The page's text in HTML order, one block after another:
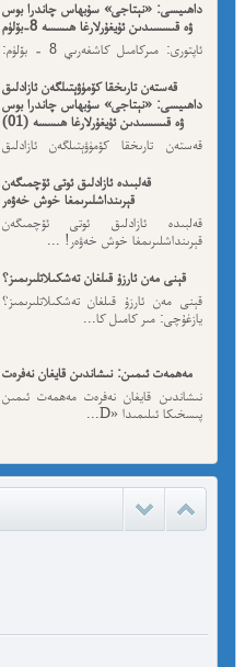
داھىيسى: «نېتاجى» سۇبھاس چاندرا بوس
ۋە قىسسىدىن ئۇيغۇرلارغا ھىسسە 8-بۆلۈم
ئاپتورى: مىركامىل كاشغەرىي 8 - بۆلۈم:
قەستەن تارىخقا كۆمۈۋېتىلگەن ئازادلىق
داھىيسى: «نېتاجى» سۇبھاس چاندرا بوس
ۋە قىسسىدىن ئۇيغۇرلارغا ھىسسە (01)
قەستەن تارىخقا كۆمۈۋېتىلگەن ئازادلىق
قەلبىدە ئازادلىق ئوتى ئۆچمىگەن
قېرىنداشلىرىمغا خوش خەۋەر
قەلبىدە ئازادلىق ئوتى ئۆچمىگەن
قېرىنداشلىرىمغا خوش خەۋەر! ...
قېنى مەن ئارزۇ قىلغان تەشكىلاتلىرىمىز؟
قېنى مەن ئارزۇ قىلغان تەشكىلاتلىرىمىز؟
يازغۇچى: مىر كامىل كا...
مەھمەت ئىمىن: نىشاندىن قايغان نەفرەت
نىشاندىن قايغان نەفرەت مەھمەت ئىمىن
پىسخىكا ئىلىمىدا «D...
مەمەت ئىمىن : ئادالەتسىزلىك ئازابى
كىشىلەرنى ئادالەتلىك قىلامدۇ؟
ئادالەتسىزلىك ئازابى كىشىلەرنى ئادالەتلىك
قىلامدۇ؟ مەمەت ئ...